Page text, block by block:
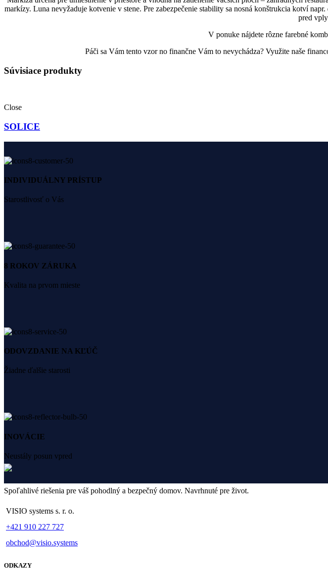
markízy. Luna nevyžaduje kotvenie v stene. Pre zabezpečenie stability sa nosná konštrukcia kotví
pred
V ponuke nájdete rôzne farebné
Páči sa Vám tento vzor no finančne Vám to nevychádza? Využite naše
Súvisiace produkty
Close
SOLICE
INDIVIDUÁLNY PRÍSTUP
Starostlivosť o Vás
8 ROKOV ZÁRUKA
Kvalita na prvom mieste
ODOVZDANIE NA KĽÚČ
Žiadne ďalšie starosti
INOVÁCIE
Neustály posun vpred
Spoľahlivé riešenia pre váš pohodlný a bezpečný domov. Navrhnuté pre život.
VISIO systems s. r. o.
+421 910 227 727
obchod@visio.systems
ODKAZY